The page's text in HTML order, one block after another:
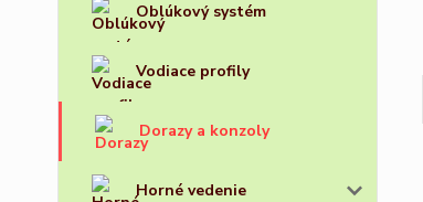
Oblúkový systém
Vodiace profily
Dorazy a konzoly
Horné vedenie